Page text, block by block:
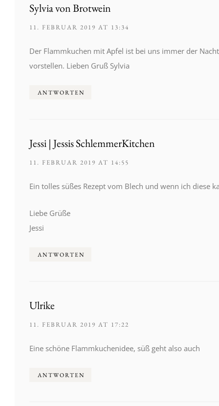
Sylvia von Brotwein
11. FEBRUAR 2019 AT 13:34
Der Flammkuchen mit Apfel ist bei uns immer der
vorstellen. Lieben Gruß Sylvia
ANTWORTEN
Jessi | Jessis SchlemmerKitchen
11. FEBRUAR 2019 AT 14:55
Ein tolles süßes Rezept vom Blech und wenn ich diese
Liebe Grüße
Jessi
ANTWORTEN
Ulrike
11. FEBRUAR 2019 AT 17:22
Eine schöne Flammkuchenidee, süß geht also auch
ANTWORTEN